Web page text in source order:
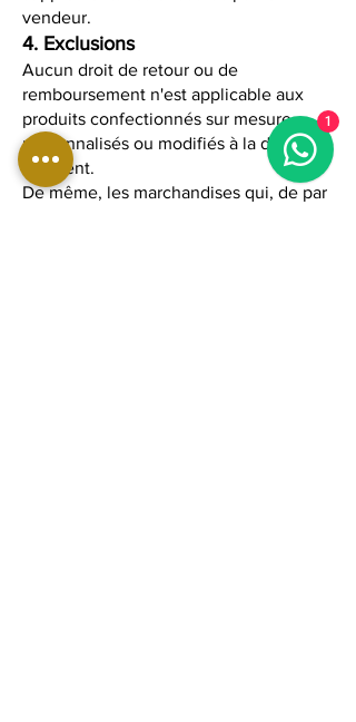
vendeur.
4. Exclusions
Aucun droit de retour ou de
remboursement n'est applicable aux
produits confectionnés sur mesure,
personnalisés ou modifiés à la demande
du client.
De même, les marchandises qui, de par
1